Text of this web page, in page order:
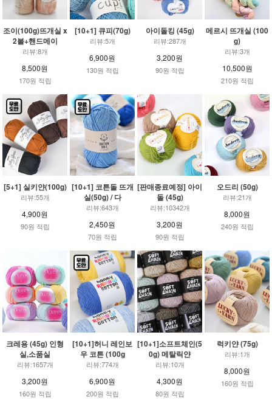
조이(100g)뜨개실 x
2볼+핸드메이
리뷰:8개
8,500원
170원 적립
[10+1] 큐피(70g)
리뷰:5개
6,900원
130원 적립
아이돌킹 (45g)
리뷰:287개
3,200원
90원 적립
메르시 뜨개실 (100
g)
리뷰:3개
10,500원
210원 적립
[5+1] 실키얀(100g)
리뷰:55개
4,900원
90원 적립
[10+1] 코튼돌 뜨개
실(50g) / 다
리뷰:643개
2,450원
70원 적립
[판매종료예정] 아이
돌 (45g)
리뷰:10342개
3,200원
90원 적립
오드리 (50g)
리뷰:21개
8,000원
240원 적립
크레용 (45g) 인형
실,소품실
리뷰:1657개
3,200원
160원 적립
[10+1]허니 레인보
우 코튼 (100g
리뷰:774개
6,900원
200원 적립
[10+1]소프트체인(5
0g) 메탈릭얀
리뷰:10개
4,300원
80원 적립
럭키얀 (75g)
리뷰:1개
8,000원
160원 적립